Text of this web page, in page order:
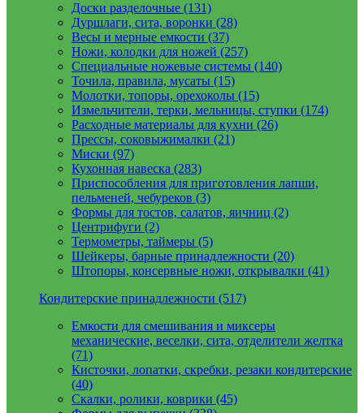
Доски разделочные (131)
Дуршлаги, сита, воронки (28)
Весы и мерные емкости (37)
Ножи, колодки для ножей (257)
Специальные ножевые системы (140)
Точила, правила, мусаты (15)
Молотки, топоры, орехоколы (15)
Измельчители, терки, мельницы, ступки (174)
Расходные материалы для кухни (26)
Прессы, соковыжималки (21)
Миски (97)
Кухонная навеска (283)
Приспособления для приготовления лапши,
пельменей, чебуреков (3)
Формы для тостов, салатов, яичниц (2)
Центрифуги (2)
Термометры, таймеры (5)
Шейкеры, барные принадлежности (20)
Штопоры, консервные ножи, открывалки (41)
Кондитерские принадлежности (517)
Емкости для смешивания и миксеры
механические, веселки, сита, отделители желтка
(71)
Кисточки, лопатки, скребки, резаки кондитерские
(40)
Скалки, ролики, коврики (45)